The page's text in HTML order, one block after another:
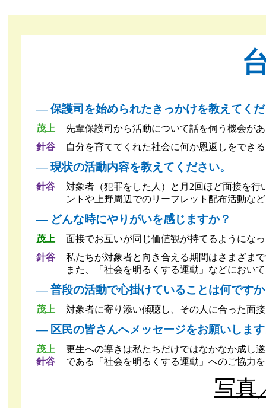
― 保護司を始められたきっかけを教えてく
茂上
先輩保護司から活動について話を伺う機会が
針谷
自分を育ててくれた社会に何か恩返しをでき
― 現状の活動内容を教えてください。
針谷
対象者（犯罪をした人）と月2回ほど面接を
ントや上野周辺でのリーフレット配布活動な
― どんな時にやりがいを感じますか？
茂上
面接でお互いが同じ価値観が持てるようにな
針谷
私たちが対象者と向き合える期間はさまざま
また、「社会を明るくする運動」などにおい
― 普段の活動で心掛けていることは何です
茂上 対象者に寄り添い傾聴し、その人に合った面
― 区民の皆さんへメッセージをお願いしま
茂上
針谷
更生への導きは私たちだけではなかなか成し
である「社会を明るくする運動」へのご協力
写真